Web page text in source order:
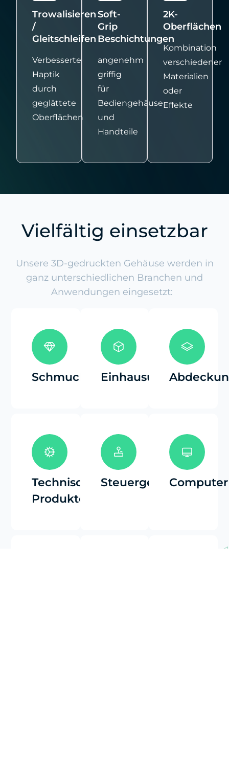
Trowalisieren
/
Gleitschleifen
Verbesserte
Haptik
durch
geglättete
Oberflächen
Soft-
Grip
Beschichtungen
angenehm
griffig
für
Bediengehäuse
und
Handteile
2K-
Oberflächen
Kombination
verschiedener
Materialien
oder
Effekte
Vielfältig einsetzbar
Unsere 3D-gedruckten Gehäuse werden in
ganz unterschiedlichen Branchen und
Anwendungen eingesetzt:
SchmuckindustrieEinhausungen
Technische
Produkte
SteuergeräteComputer